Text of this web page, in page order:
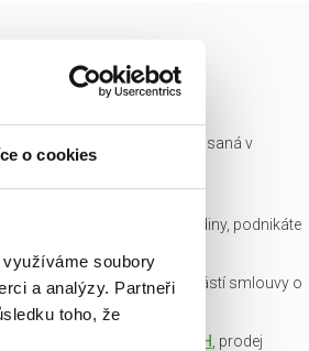
o cookies
soubory
a analýzy. Partneři
toho, že
Ready made společnost je zapsaná v
rejstříku a má IČ.
společnosti připravíme do hodiny, podnikáte
Garance bezdlužnosti je součástí smlouvy o
obchodního podílu.
DPH , prodej